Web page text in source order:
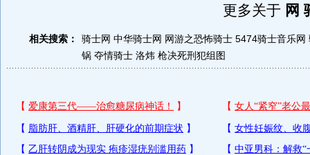
更多关于 网
相关搜索： 骑士网 中华骑士网 网游之恐怖骑士 5474骑士音乐网
锅 夺情骑士 洛炜 枪决死刑犯组图